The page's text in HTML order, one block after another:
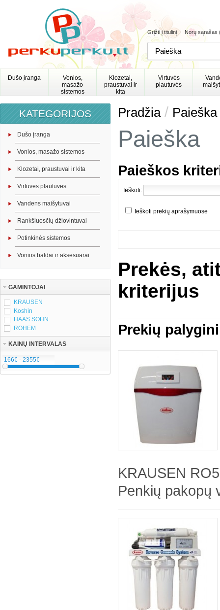
Grįžti į titulinį Norų sąrašas
Dušo įranga
Vonios,
masažo
sistemos
Klozetai,
praustuvai ir
kita
Virtuvės
plautuvės
KATEGORIJOS
Dušo įranga
Vonios, masažo sistemos
Klozetai, praustuvai ir kita
Virtuvės plautuvės
Vandens maišytuvai
Rankšluosčių džiovintuvai
Potinkinės sistemos
Vonios baldai ir aksesuarai
GAMINTOJAI
KRAUSEN
Koshin
HAAS SOHN
ROHEM
KAINŲ INTERVALAS
Pradžia/ Paieška
Paieška
Paieškos
Ieškoti:
Ieškoti prekių aprašymuose
Prekės,
kriterijus
Prekių
KRAUSEN
Penkių pakopų